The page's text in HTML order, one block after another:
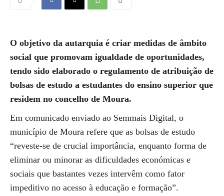
O objetivo da autarquia é criar medidas de âmbito
social que promovam igualdade de oportunidades,
tendo sido elaborado o regulamento de atribuição de
bolsas de estudo a estudantes do ensino superior que
residem no concelho de Moura.
Em comunicado enviado ao Semmais Digital, o
município de Moura refere que as bolsas de estudo
“reveste-se de crucial importância, enquanto forma de
eliminar ou minorar as dificuldades económicas e
sociais que bastantes vezes intervêm como fator
impeditivo no acesso à educação e formação”.